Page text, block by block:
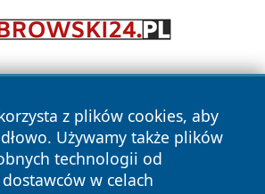
z plików cookies, aby
Używamy także plików
technologii od
w celach
Wszystkie prawa